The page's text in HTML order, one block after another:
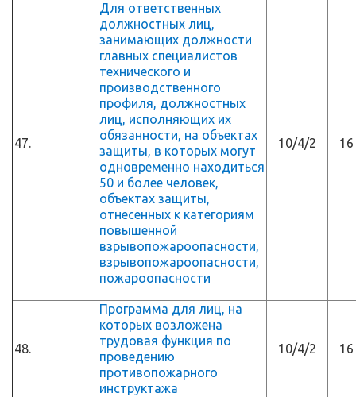
47.
Для ответственных
должностных лиц,
занимающих должности
главных специалистов
технического и
производственного
профиля, должностных
лиц, исполняющих их
обязанности, на объектах
защиты, в которых могут
одновременно находиться
50 и более человек,
объектах защиты,
отнесенных к категориям
повышенной
взрывопожароопасности,
взрывопожароопасности,
пожароопасности
10/4/2 16
48.
Программа для лиц, на
которых возложена
трудовая функция по
проведению
противопожарного
инструктажа
10/4/2 16